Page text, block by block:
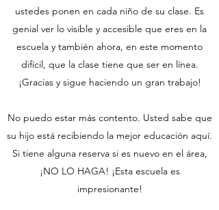
ustedes ponen en cada niño de su clase. Es
genial ver lo visible y accesible que eres en la
escuela y también ahora, en este momento
difícil, que la clase tiene que ser en línea.
¡Gracias y sigue haciendo un gran trabajo!
No puedo estar más contento. Usted sabe que
su hijo está recibiendo la mejor educación aquí.
Si tiene alguna reserva si es nuevo en el área,
¡NO LO HAGA! ¡Esta escuela es
impresionante!